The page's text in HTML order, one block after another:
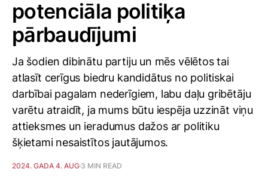
potenciāla politiķa
pārbaudījumi
Ja šodien dibinātu partiju un mēs vēlētos tai
atlasīt cerīgus biedru kandidātus no politiskai
darbībai pagalam nederīgiem, labu daļu gribētāju
varētu atraidīt, ja mums būtu iespēja uzzināt viņu
attieksmes un ieradumus dažos ar politiku
šķietami nesaistītos jautājumos.
2024. GADA 4. AUG 3 MIN READ